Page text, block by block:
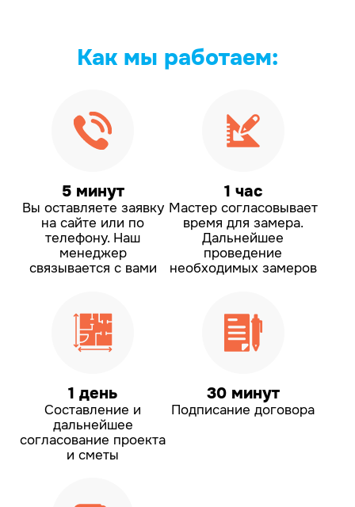
Как мы работаем:
5 минут
Вы оставляете заявку
на сайте или по
телефону. Наш
менеджер
связывается с вами
1 час
Мастер согласовывает
время для замера.
Дальнейшее
проведение
необходимых замеров
1 день
Составление и
дальнейшее
согласование проекта
и сметы
30 минут
Подписание договора